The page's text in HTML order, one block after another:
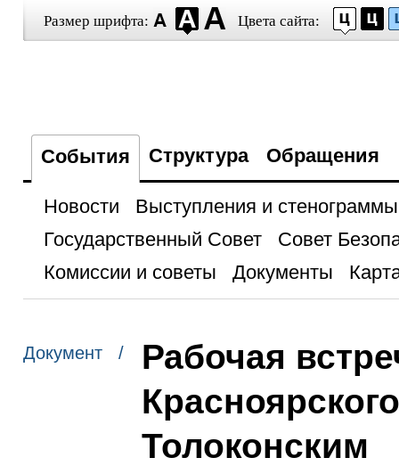
Размер шрифта: Цвета сайта:
События Структура Обращения
Новости
Выступления и стенограммы
Государственный Совет
Совет
Комиссии и советы
Документы
Документ /
Рабочая
Толоконским